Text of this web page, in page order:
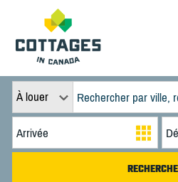
À louer